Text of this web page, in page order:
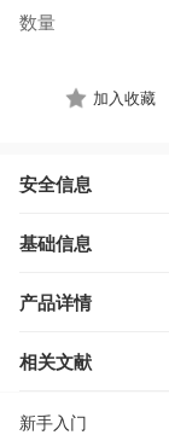
数量
加入收藏
安全信息
基础信息
产品详情
相关文献
新手入门